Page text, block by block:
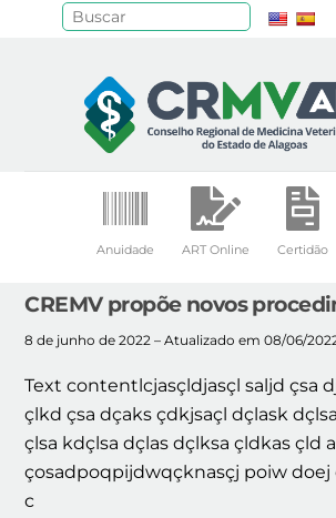
Anuidade ART Online Certidão
CREMV propõe novos
8 de junho de 2022 – Atualizado em 08/06/
Text contentlcjasçldjasçl saljd çsa
çlkd çsa dçaks çdkjsaçl dçlask
çlsa kdçlsa dçlas dçlksa çldkas çld
çosadpoqpijdwqçknasçj poiw doej
c